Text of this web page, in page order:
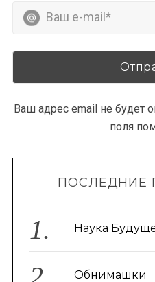
Ваш адрес email не будет
поля
ПОСЛЕДНИЕ
Наука
Обнимашки